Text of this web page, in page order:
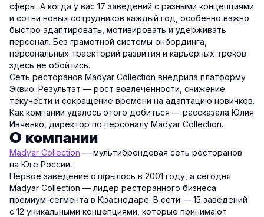
сферы. А когда у вас 17 заведений с разными концепциями
и сотни новых сотрудников каждый год, особенно важно
быстро адаптировать, мотивировать и удерживать
персонал. Без грамотной системы онбординга,
персональных траекторий развития и карьерных треков
здесь не обойтись.
Сеть ресторанов Madyar Collection внедрила платформу
Эквио. Результат — рост вовлечённости, снижение
текучести и сокращение времени на адаптацию новичков.
Как компании удалось этого добиться — рассказала Юлия
Ивченко, директор по персоналу Madyar Collection.
О компании
Madyar Collection — мультибрендовая сеть ресторанов
на Юге России.
Первое заведение открылось в 2001 году, а сегодня
Madyar Collection — лидер ресторанного бизнеса
премиум-сегмента в Краснодаре. В сети — 15 заведений
с 12 уникальными концепциями, которые принимают